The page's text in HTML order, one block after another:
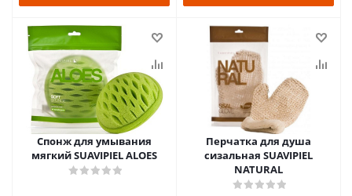
Спонж для умывания
мягкий SUAVIPIEL ALOES
Перчатка для душа
сизальная SUAVIPIEL
NATURAL